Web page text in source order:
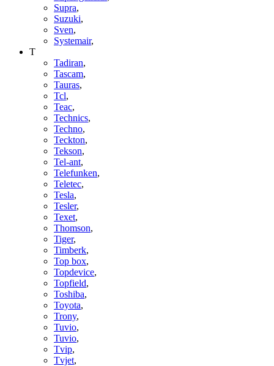
Supra,
Suzuki,
Sven,
Systemair,
T
Tadiran,
Tascam,
Tauras,
Tcl,
Teac,
Technics,
Techno,
Teckton,
Tekson,
Tel-ant,
Telefunken,
Teletec,
Tesla,
Tesler,
Texet,
Thomson,
Tiger,
Timberk,
Top box,
Topdevice,
Topfield,
Toshiba,
Toyota,
Trony,
Tuvio,
Tuvio,
Tvip,
Tvjet,